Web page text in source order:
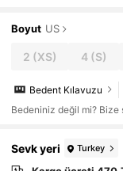
Şık
Boyut US
2 (XS) 4(S)
Bedent Kılavuzu
Bedeniniz değil mi? Bize
Sevk yeri Turkey